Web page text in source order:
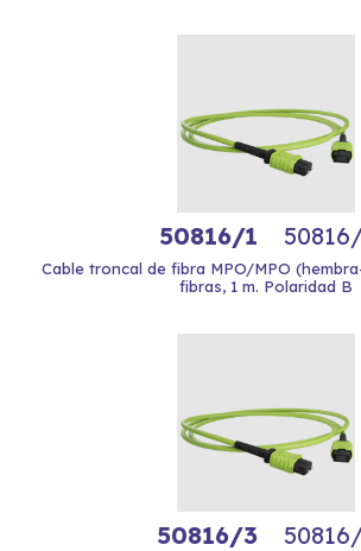
50816/1
Cable troncal de fibra MPO/MPO
fibras, 1 m. Polaridad B
50816/3